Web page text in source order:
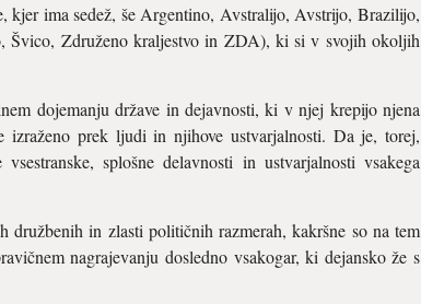
ima sedež, še Argentino, Avstralijo, Avstrijo, Brazilijo,
Švico, Združeno kraljestvo in ZDA), ki si v svojih okoljih
dojemanju države in dejavnosti, ki v njej krepijo njena
izraženo prek ljudi in njihove ustvarjalnosti. Da je, torej,
splošne delavnosti in ustvarjalnosti vsakega
in zlasti političnih razmerah, kakršne so na tem
nagrajevanju dosledno vsakogar, ki dejansko že s